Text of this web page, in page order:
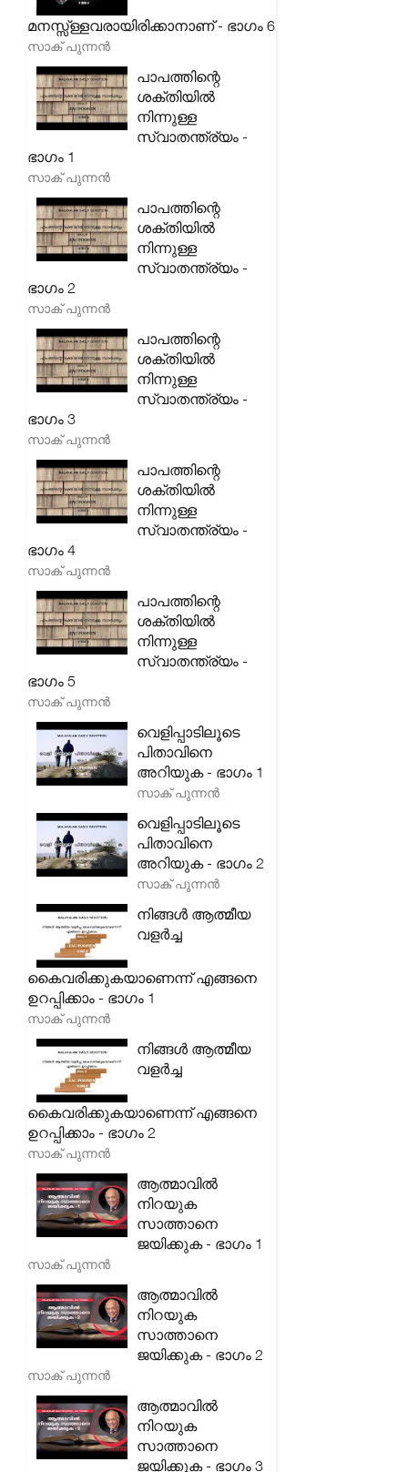
മനസ്സ്ള്ളവരായിരിക്കാനാണ് - ഭാഗം 6
സാക് പുന്നൻ
പാപത്തിന്റെ
ശക്തിയിൽ
നിന്നുള്ള
സ്വാതന്ത്ര്യം -
ഭാഗം 1
സാക് പുന്നൻ
പാപത്തിന്റെ
ശക്തിയിൽ
നിന്നുള്ള
സ്വാതന്ത്ര്യം -
ഭാഗം 2
സാക് പുന്നൻ
പാപത്തിന്റെ
ശക്തിയിൽ
നിന്നുള്ള
സ്വാതന്ത്ര്യം -
ഭാഗം 3
സാക് പുന്നൻ
പാപത്തിന്റെ
ശക്തിയിൽ
നിന്നുള്ള
സ്വാതന്ത്ര്യം -
ഭാഗം 4
സാക് പുന്നൻ
പാപത്തിന്റെ
ശക്തിയിൽ
നിന്നുള്ള
സ്വാതന്ത്ര്യം -
ഭാഗം 5
സാക് പുന്നൻ
വെളിപ്പാടിലൂടെ
പിതാവിനെ
അറിയുക - ഭാഗം 1
സാക് പുന്നൻ
വെളിപ്പാടിലൂടെ
പിതാവിനെ
അറിയുക - ഭാഗം 2
സാക് പുന്നൻ
നിങ്ങൾ ആത്മീയ
വളർച്ച
കൈവരിക്കുകയാണെന്ന് എങ്ങനെ
ഉറപ്പിക്കാം - ഭാഗം 1
സാക് പുന്നൻ
നിങ്ങൾ ആത്മീയ
വളർച്ച
കൈവരിക്കുകയാണെന്ന് എങ്ങനെ
ഉറപ്പിക്കാം - ഭാഗം 2
സാക് പുന്നൻ
ആത്മാവിൽ
നിറയുക
സാത്താനെ
ജയിക്കുക - ഭാഗം 1
സാക് പുന്നൻ
ആത്മാവിൽ
നിറയുക
സാത്താനെ
ജയിക്കുക - ഭാഗം 2
സാക് പുന്നൻ
ആത്മാവിൽ
നിറയുക
സാത്താനെ
ജയിക്കുക - ഭാഗം 3